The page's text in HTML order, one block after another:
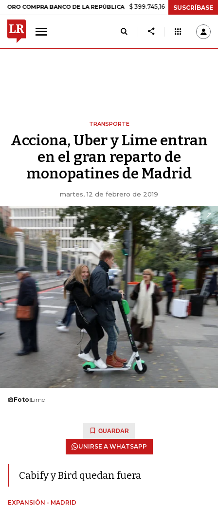
BANCO DE LA REPÚBLICA $ 399.745,16 +$ 2.295,71 +0,58%
SUSCRÍBASE
TRANSPORTE
Acciona, Uber y Lime entran
en el gran reparto de
monopatines de Madrid
martes, 12 de febrero de 2019
Foto:Lime
GUARDAR
UNIRSE A WHATSAPP
Cabify y Bird quedan fuera
EXPANSIÓN - MADRID